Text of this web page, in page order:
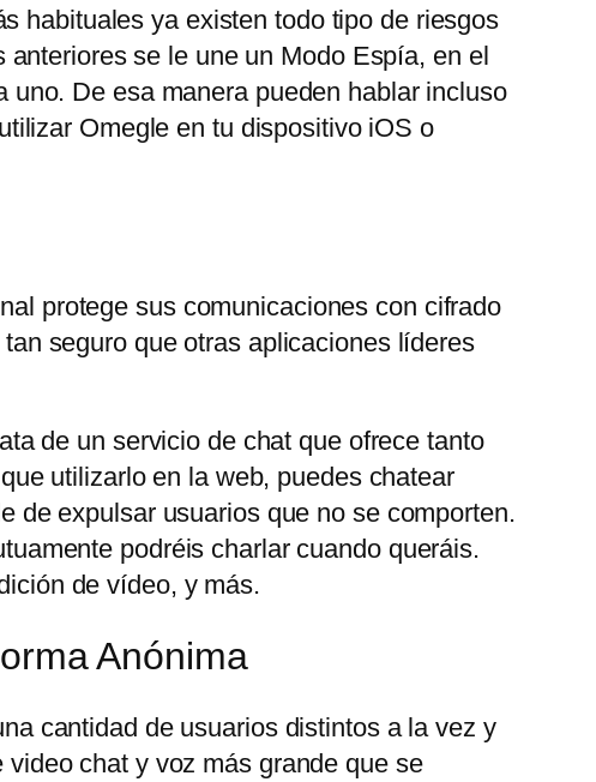
habituales ya existen todo tipo de riesgos
se le une un Modo Espía, en el
De esa manera pueden hablar incluso
Omegle en tu dispositivo iOS o
protege sus comunicaciones con cifrado
seguro que otras aplicaciones líderes
de un servicio de chat que ofrece tanto
utilizarlo en la web, puedes chatear
de expulsar usuarios que no se comporten.
podréis charlar cuando queráis.
de vídeo, y más.
Anónima
cantidad de usuarios distintos a la vez y
chat y voz más grande que se